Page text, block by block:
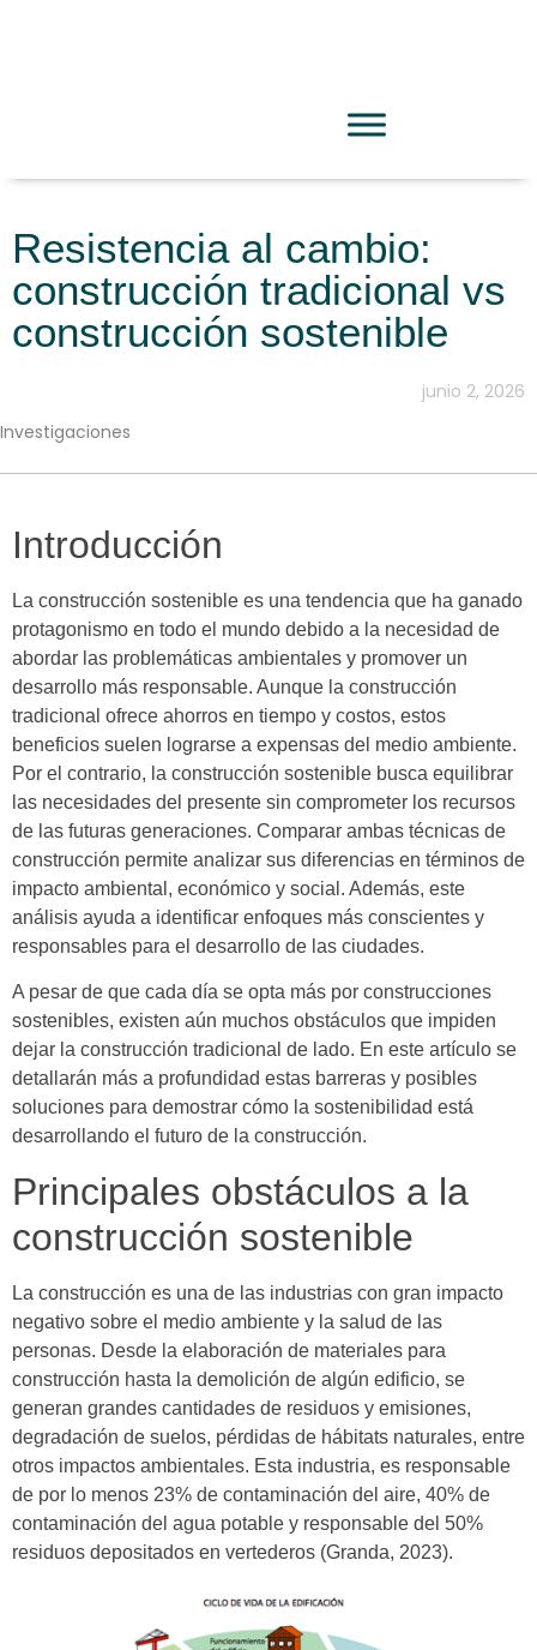
Resistencia al cambio:
construcción tradicional vs
construcción sostenible
junio 2, 2026
Investigaciones
Introducción
La construcción sostenible es una tendencia que ha ganado
protagonismo en todo el mundo debido a la necesidad de
abordar las problemáticas ambientales y promover un
desarrollo más responsable. Aunque la construcción
tradicional ofrece ahorros en tiempo y costos, estos
beneficios suelen lograrse a expensas del medio ambiente.
Por el contrario, la construcción sostenible busca equilibrar
las necesidades del presente sin comprometer los recursos
de las futuras generaciones. Comparar ambas técnicas de
construcción permite analizar sus diferencias en términos de
impacto ambiental, económico y social. Además, este
análisis ayuda a identificar enfoques más conscientes y
responsables para el desarrollo de las ciudades.
A pesar de que cada día se opta más por construcciones
sostenibles, existen aún muchos obstáculos que impiden
dejar la construcción tradicional de lado. En este artículo se
detallarán más a profundidad estas barreras y posibles
soluciones para demostrar cómo la sostenibilidad está
desarrollando el futuro de la construcción.
Principales obstáculos a la
construcción sostenible
La construcción es una de las industrias con gran impacto
negativo sobre el medio ambiente y la salud de las
personas. Desde la elaboración de materiales para
construcción hasta la demolición de algún edificio, se
generan grandes cantidades de residuos y emisiones,
degradación de suelos, pérdidas de hábitats naturales, entre
otros impactos ambientales. Esta industria, es responsable
de por lo menos 23% de contaminación del aire, 40% de
contaminación del agua potable y responsable del 50%
residuos depositados en vertederos (Granda, 2023).